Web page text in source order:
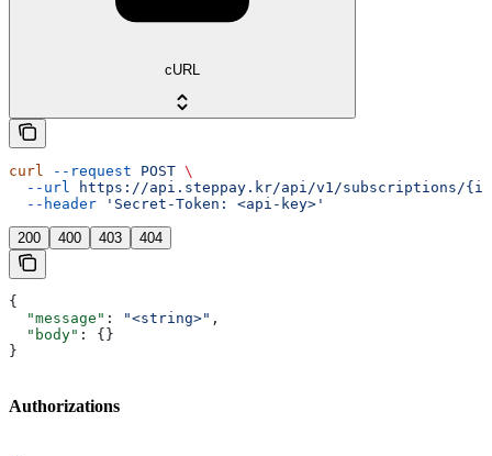
cURL
curl --request POST \
  --url
https://api.steppay.kr/api/v1/subscriptions/
  --header
'Secret-Token: <api-key>'
200 400 403 404
{
  "message"
: "<string>" ,
  "body"
: {}
}
Authorizations